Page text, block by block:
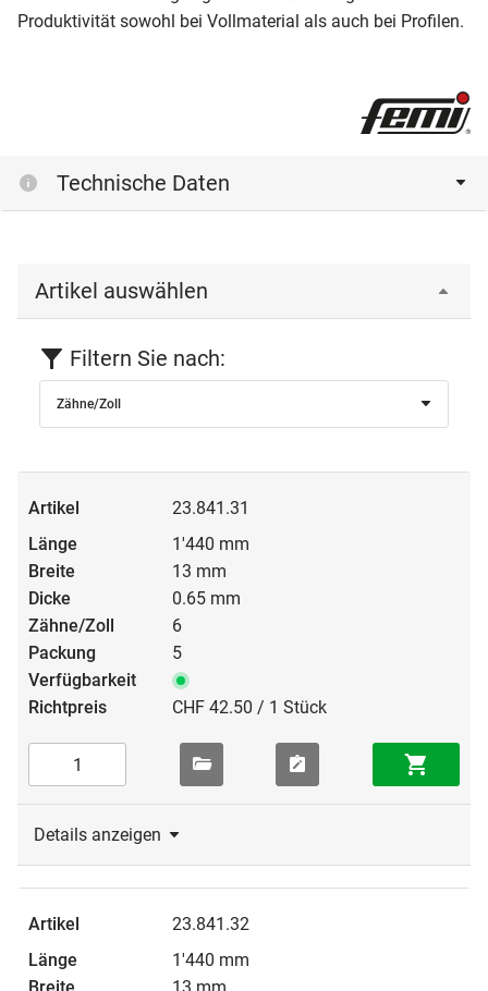
Produktivität sowohl bei Vollmaterial als auch bei Profilen.
Technische Daten
Artikel auswählen
Filtern Sie nach:
Zähne/Zoll
23.841.31
1'440 mm
13 mm
0.65 mm
6
5
CHF 42.50 / 1 Stück
Details anzeigen
23.841.32
1'440 mm